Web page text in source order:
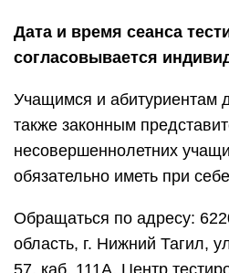
Дата и время сеанса
согласовывается
Учащимся и абитуриентам
также законным
несовершеннолетних
обязательно иметь при
Обращаться по адресу:
область, г. Нижний Тагил,
57, каб. 111А. Центр